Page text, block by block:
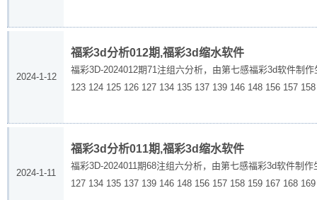
2024-1-12
福彩3d分析012期,福彩3d缩水软件
福彩3D-2024012期71注组六分析，由第七感福彩3d软件制
123 124 125 126 127 134 135 137 139 146 148 156 157
2024-1-11
福彩3d分析011期,福彩3d缩水软件
福彩3D-2024011期68注组六分析，由第七感福彩3d软件制
127 134 135 137 139 146 148 156 157 158 159 167 168